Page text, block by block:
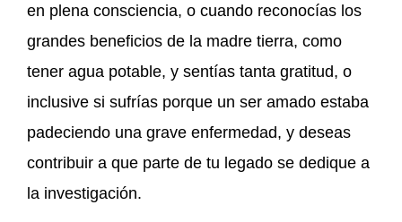
en plena consciencia, o cuando reconocías los
grandes beneficios de la madre tierra, como
tener agua potable, y sentías tanta gratitud, o
inclusive si sufrías porque un ser amado estaba
padeciendo una grave enfermedad, y deseas
contribuir a que parte de tu legado se dedique a
la investigación.